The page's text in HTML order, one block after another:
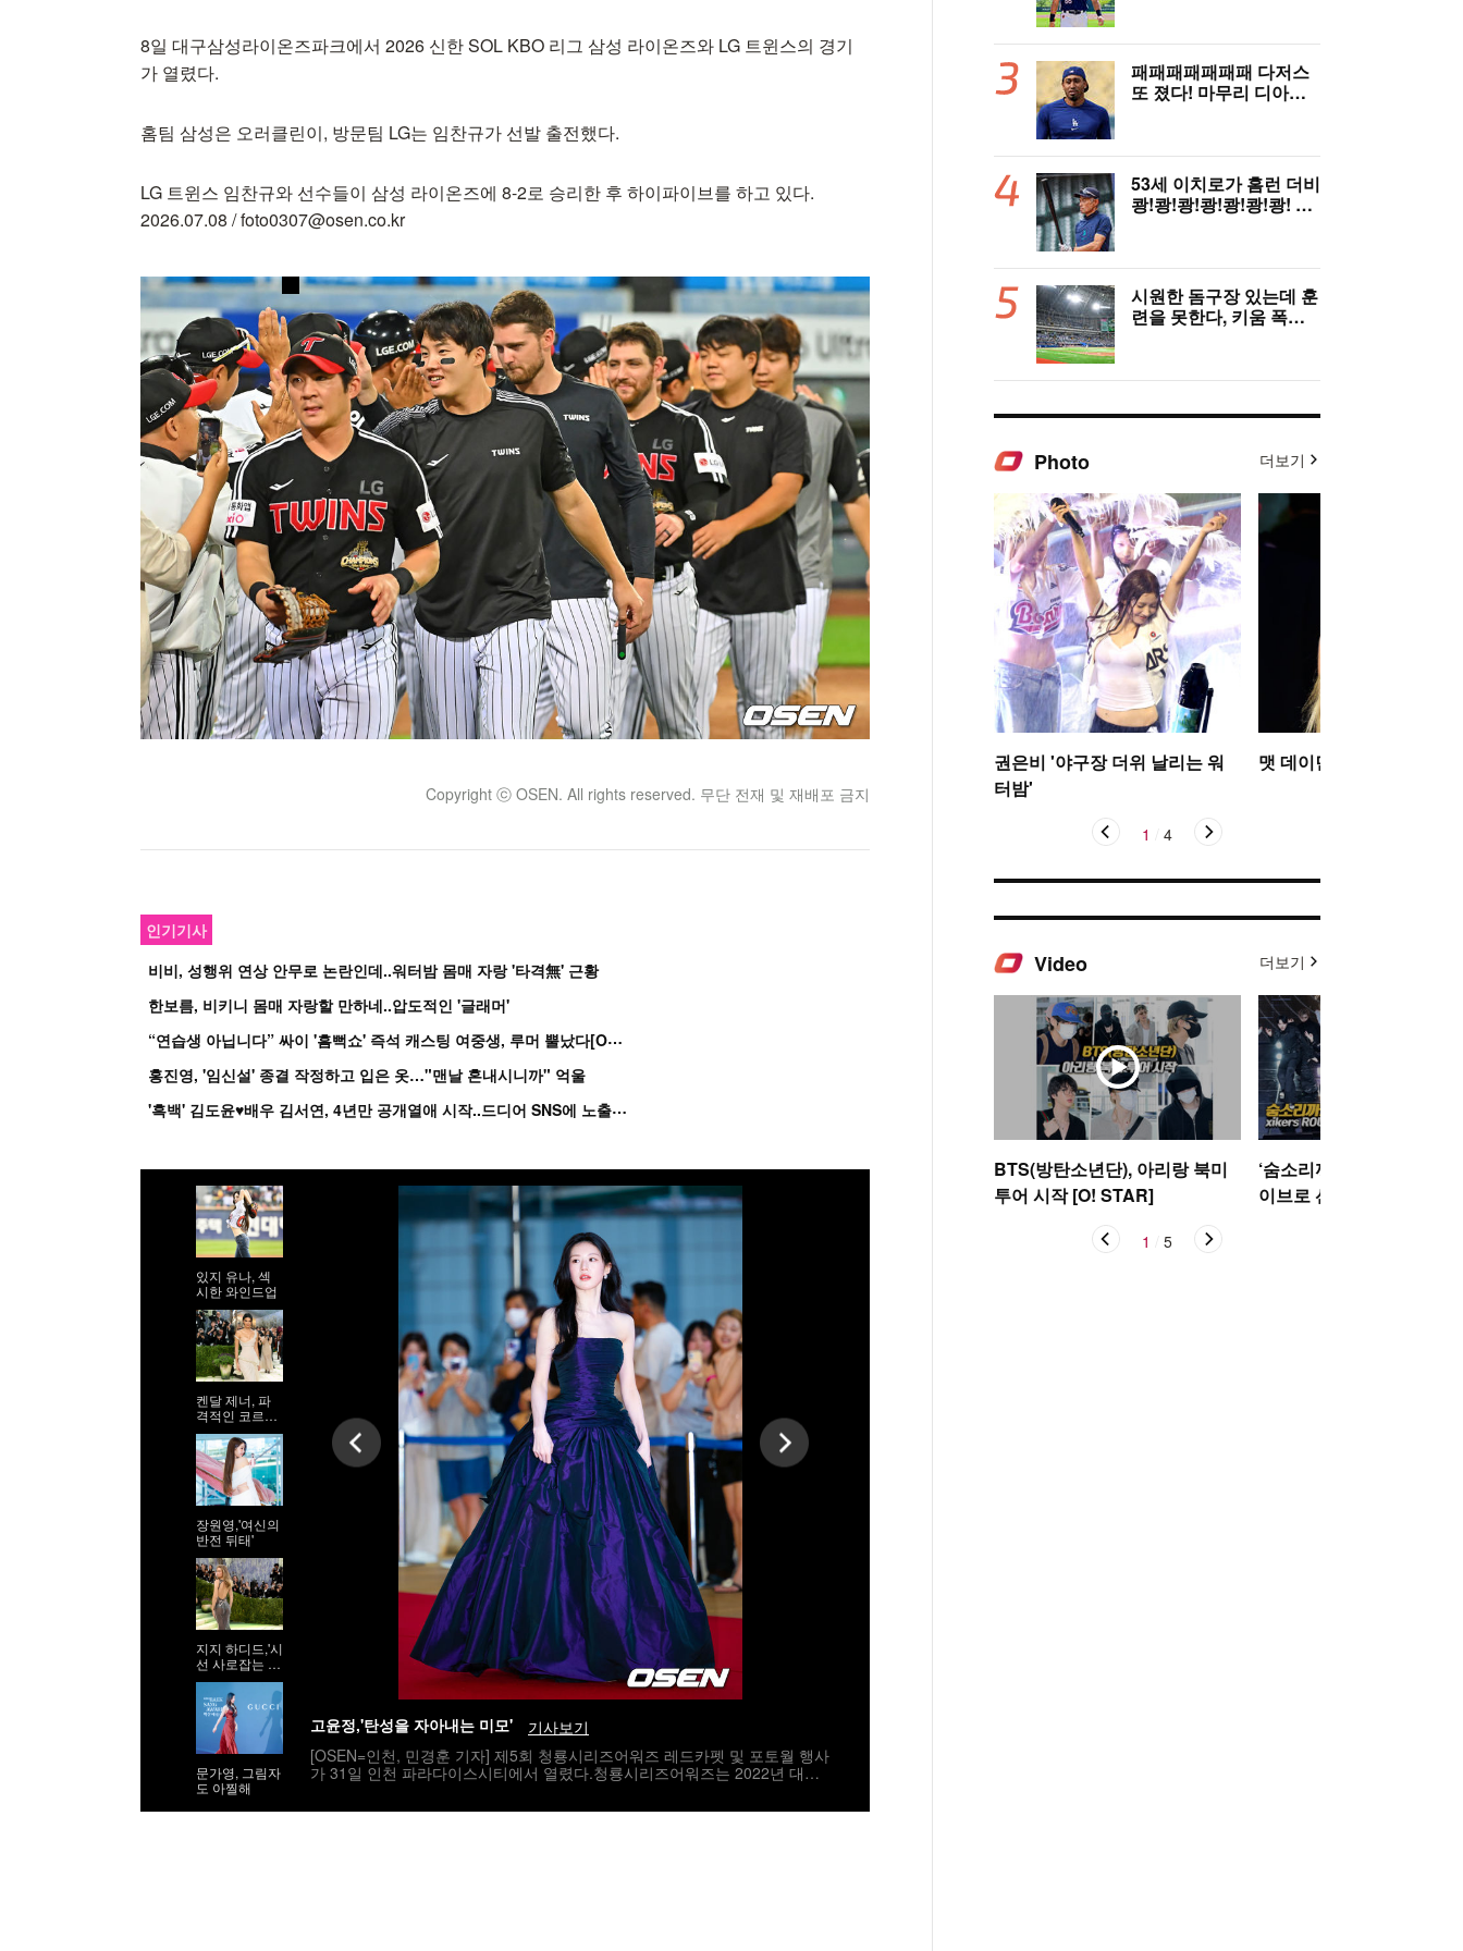
8일 대구삼성라이온즈파크에서 2026 신한 SOL KBO 리그 삼성 라이온즈와 LG 트윈스의 경기
가 열렸다.
홈팀 삼성은 오러클린이, 방문팀 LG는 임찬규가 선발 출전했다.
LG 트윈스 임찬규와 선수들이 삼성 라이온즈에 8-2로 승리한 후 하이파이브를 하고 있다.
2026.07.08 / foto0307@osen.co.kr
Copyright ⓒ OSEN. All rights reserved. 무단 전재 및 재배포 금지
인기기사
비비, 성행위 연상 안무로 논란인데..워터밤 몸매 자랑 '타격無' 근황
한보름, 비키니 몸매 자랑할 만하네..압도적인 '글래머'
“
연습생 아닙니다” 싸이 '흠뻑쇼' 즉석 캐스팅 여중생, 루머 뿔났다[Oh!쎈 이...
홍진영, '임신설' 종결 작정하고 입은 옷…"맨날 혼내시니까" 억울
'
흑백' 김도윤♥배우 김서연, 4년만 공개열애 시작..드디어 SNS에 노출 [핫피...
있지 유나, 섹
시한 와인드업
켄달 제너, 파
격적인 코르셋
시스루 드레스
장원영,'여신의
반전 뒤태'
지지 하디드,'시
선 사로잡는 9
등신 시스루 자
태'
문가영, 그림자
도 아찔해
고윤정,'탄성을 자아내는 미모'
기사보기
[OSEN=인천, 민경훈 기자] 제5회 청룡시리즈어워즈 레드카펫 및 포토월 행사
가 31일 인천 파라다이스시티에서 열렸다.청룡시리즈어워즈는 2022년 대한
사회는 전현무와 임윤아로 5년 연속 호흡을 맞춘다.배우 고윤정이 레드카펫을
염 비밀병기 될까
패패패패패패패 다저스
또 졌다! 마무리 디아즈,
53세 이치로가 홈런 더비
쾅!쾅!쾅!쾅!쾅!쾅!쾅! 실
시원한 돔구장 있는데 훈
련을 못한다, 키움 폭염·
있을까
Photo 더보기
권은비 '야구장 더위 날리는 워
터밤'
맷 데이먼 딸, 인형 미모
1 4
Video 더보기
BTS(방탄소년단), 아리랑 북미
투어 시작 [O! STAR]
‘숨소리까지 들려’ 싸이커
이브로 선보이는 신곡
1 5